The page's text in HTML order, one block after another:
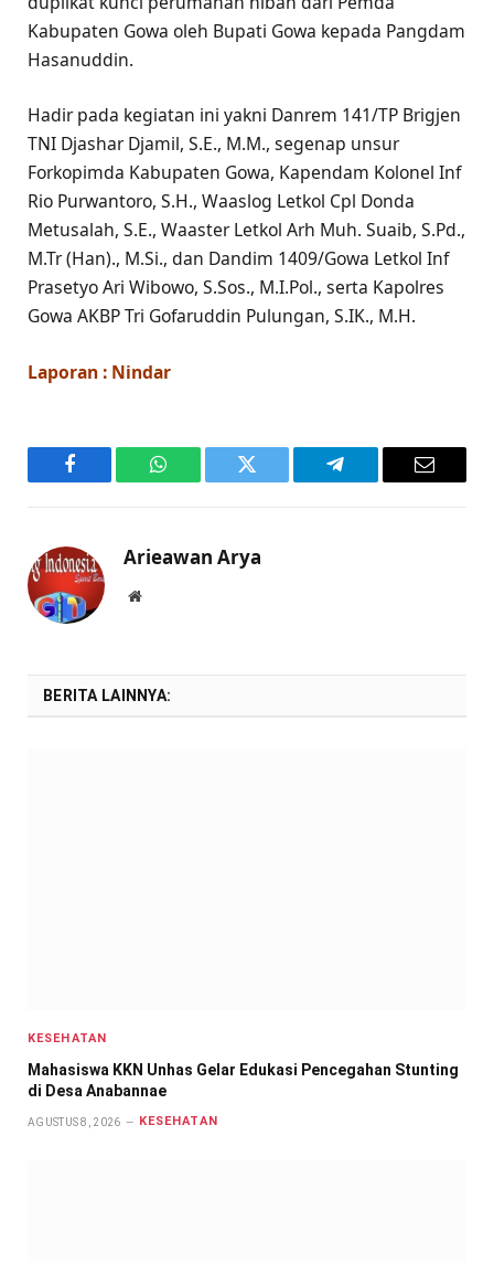
Kabupaten Gowa oleh Bupati Gowa kepada Pangdam
Hasanuddin.
Hadir pada kegiatan ini yakni Danrem 141/TP Brigjen
TNI Djashar Djamil, S.E., M.M., segenap unsur
Forkopimda Kabupaten Gowa, Kapendam Kolonel Inf
Rio Purwantoro, S.H., Waaslog Letkol Cpl Donda
Metusalah, S.E., Waaster Letkol Arh Muh. Suaib, S.Pd.,
M.Tr (Han)., M.Si., dan Dandim 1409/Gowa Letkol Inf
Prasetyo Ari Wibowo, S.Sos., M.I.Pol., serta Kapolres
Gowa AKBP Tri Gofaruddin Pulungan, S.IK., M.H.
Laporan : Nindar
Facebook WhatsAppTwitter Telegram Email
Arieawan Arya
Website
BERITA LAINNYA:
KESEHATAN
Mahasiswa KKN Unhas Gelar Edukasi Pencegahan Stunting
di Desa Anabannae
AGUSTUS 8, 2026 KESEHATAN